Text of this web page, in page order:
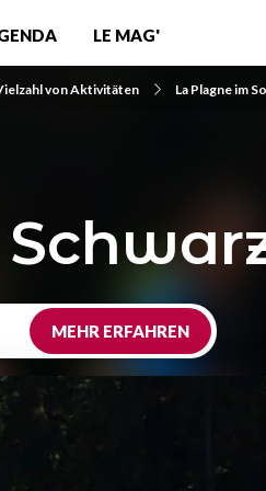
LE MAG'
von Aktivitäten La Plagne im
MEHR ERFAHREN